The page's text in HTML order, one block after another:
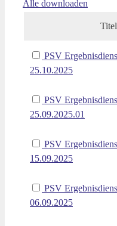
Alle downloaden
Titel
PSV
25.10.2025
PSV
25.09.2025.01
PSV
15.09.2025
PSV
06.09.2025